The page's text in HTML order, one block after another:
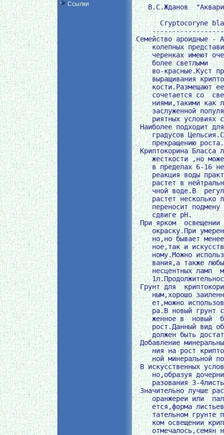
Ссылки
В.С.Жданов
Сryptocoryne
Семейство ароидные -
колепных
черенках имеют
более светлыми
во-красные.Куст
выращивания
кости.Размещают
сочетается со
ниями,такими как
заслуженной
риятных условиях
Наиболее подходит
градусов
     прекращению роста.
Криптокорина Бласса
жесткости ,но
в пределах 6-16
реакция воды
растет в
чной воде.В
растет несколько
переносит подмену
     сдвиге рН.
При ярком  освещении
окраску.При
но,но бывает
ное,так и
ному.Можно
вания,а также
несцентных ламп
Грунт для
ным,хорошо
ет,можно
ра.В новый грунт
женное в  новый
рост.Данный вид
должен быть
Добавление
ния на рост
ной минеральной
В искусственных
но,образуя
разования 3-
Значительно лучше
оранжереи или
ется,форма
тательном грунте
ком освещении
отмечалось,семян